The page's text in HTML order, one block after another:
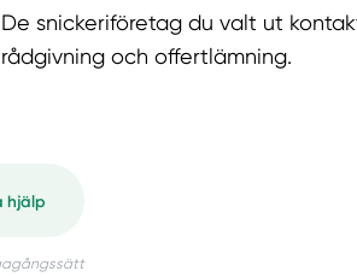
De snickeriföretag du valt ut
rådgivning och offertlämning.